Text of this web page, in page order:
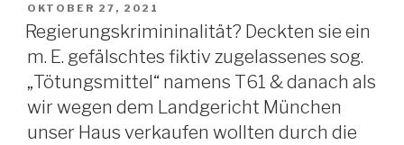
REGENBOGENBRÜCKE
SCHICKEN MÖCHTE!!!
VERÖFFENTLICHT
AM
OKTOBER 27, 2021
Regierungskrimininalität? Deckten sie ein
m. E. gefälschtes fiktiv zugelassenes sog.
„Tötungsmittel“ namens T61 & danach als
wir wegen dem Landgericht München
unser Haus verkaufen wollten durch die